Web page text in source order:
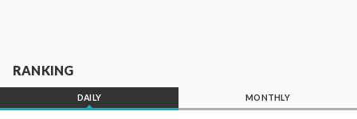
RANKING
DAILY MONTHLY